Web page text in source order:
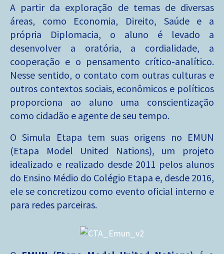
A partir da exploração de temas de diversas
áreas, como Economia, Direito, Saúde e a
própria Diplomacia, o aluno é levado a
desenvolver a oratória, a cordialidade, a
cooperação e o pensamento crítico-analítico.
Nesse sentido, o contato com outras culturas e
outros contextos sociais, econômicos e políticos
proporciona ao aluno uma conscientização
como cidadão e agente de seu tempo.
O Simula Etapa tem suas origens no EMUN
(Etapa Model United Nations), um projeto
idealizado e realizado desde 2011 pelos alunos
do Ensino Médio do Colégio Etapa e, desde 2016,
ele se concretizou como evento oficial interno e
para redes parceiras.